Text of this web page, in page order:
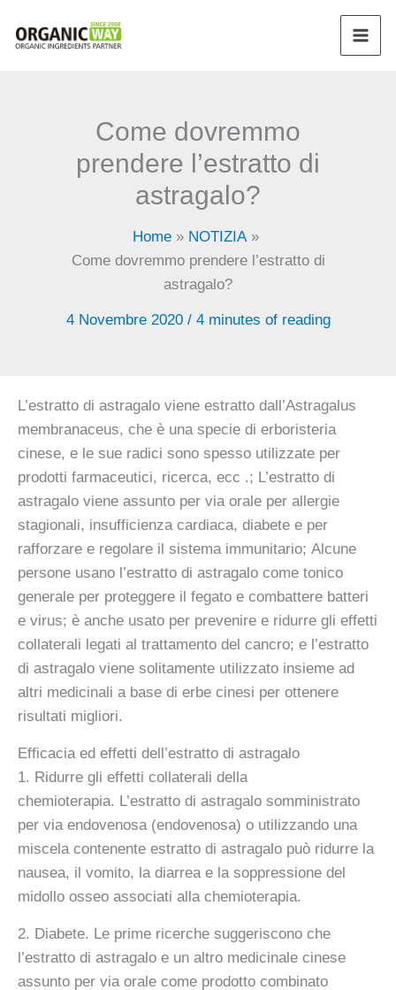
Come dovremmo
prendere l’estratto di
astragalo?
Home
NOTIZIA
Come dovremmo prendere l’estratto di
astragalo?
4 Novembre 2020 / 4 minutes of reading
L’estratto di astragalo viene estratto dall’Astragalus
membranaceus, che è una specie di erboristeria
cinese, e le sue radici sono spesso utilizzate per
prodotti farmaceutici, ricerca, ecc .; L’estratto di
astragalo viene assunto per via orale per allergie
stagionali, insufficienza cardiaca, diabete e per
rafforzare e regolare il sistema immunitario; Alcune
persone usano l’estratto di astragalo come tonico
generale per proteggere il fegato e combattere batteri
e virus; è anche usato per prevenire e ridurre gli effetti
collaterali legati al trattamento del cancro; e l’estratto
di astragalo viene solitamente utilizzato insieme ad
altri medicinali a base di erbe cinesi per ottenere
risultati migliori.
Efficacia ed effetti dell’estratto di astragalo
1. Ridurre gli effetti collaterali della
chemioterapia. L’estratto di astragalo somministrato
per via endovenosa (endovenosa) o utilizzando una
miscela contenente estratto di astragalo può ridurre la
nausea, il vomito, la diarrea e la soppressione del
midollo osseo associati alla chemioterapia.
2. Diabete. Le prime ricerche suggeriscono che
l’estratto di astragalo e un altro medicinale cinese
assunto per via orale come prodotto combinato